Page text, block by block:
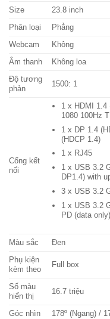
Size
23.8 inch
Phân loại
Phẳng
Webcam
Không
Âm thanh
Không loa
Độ tương
phản
1500: 1
Cổng kết
nối
1 x HDMI 1.4
1080 100Hz
1 x DP 1.4
(HDCP 1.4)
1 x RJ45
1 x USB 3.2
DP1.4) with
3 x USB 3.2
1 x USB 3.2
PD (data only)
Màu sắc
Đen
Phụ kiện
kèm theo
Full box
Số màu
hiển thị
16.7 triệu
Góc nhìn
178º (Ngang) /